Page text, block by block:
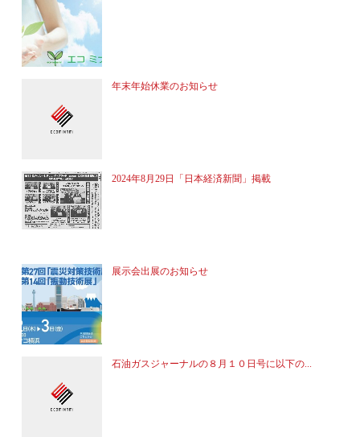
年末年始休業のお知らせ
2024年8月29日「日本経済新聞」掲載
展示会出展のお知らせ
石油ガスジャーナルの８月１０日号に以下の...